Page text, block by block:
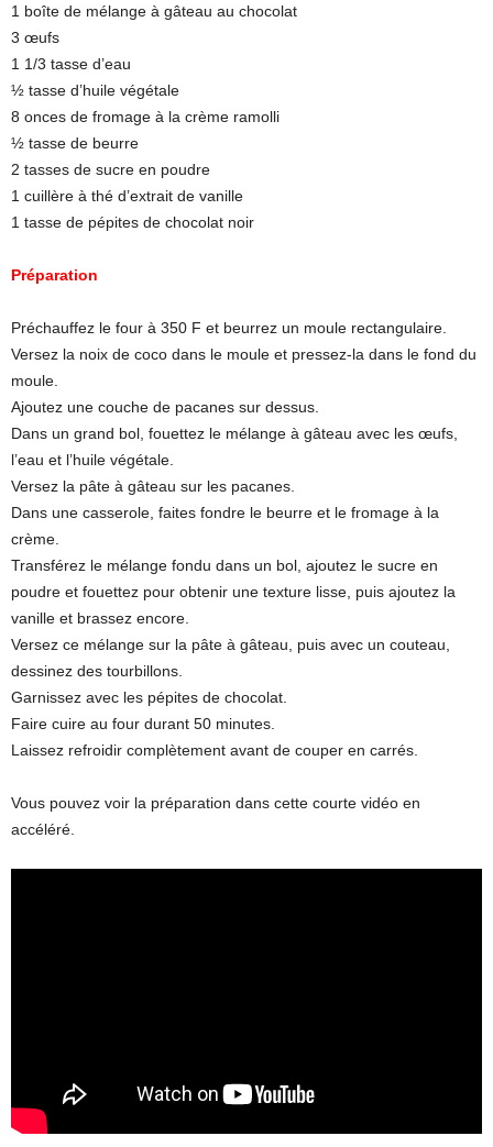
1 boîte de mélange à gâteau au chocolat
3 œufs
1 1/3 tasse d’eau
½ tasse d’huile végétale
8 onces de fromage à la crème ramolli
½ tasse de beurre
2 tasses de sucre en poudre
1 cuillère à thé d’extrait de vanille
1 tasse de pépites de chocolat noir
Préparation
Préchauffez le four à 350 F et beurrez un moule rectangulaire.
Versez la noix de coco dans le moule et pressez-la dans le fond du
moule.
Ajoutez une couche de pacanes sur dessus.
Dans un grand bol, fouettez le mélange à gâteau avec les œufs,
l’eau et l’huile végétale.
Versez la pâte à gâteau sur les pacanes.
Dans une casserole, faites fondre le beurre et le fromage à la
crème.
Transférez le mélange fondu dans un bol, ajoutez le sucre en
poudre et fouettez pour obtenir une texture lisse, puis ajoutez la
vanille et brassez encore.
Versez ce mélange sur la pâte à gâteau, puis avec un couteau,
dessinez des tourbillons.
Garnissez avec les pépites de chocolat.
Faire cuire au four durant 50 minutes.
Laissez refroidir complètement avant de couper en carrés.
Vous pouvez voir la préparation dans cette courte vidéo en
accéléré.